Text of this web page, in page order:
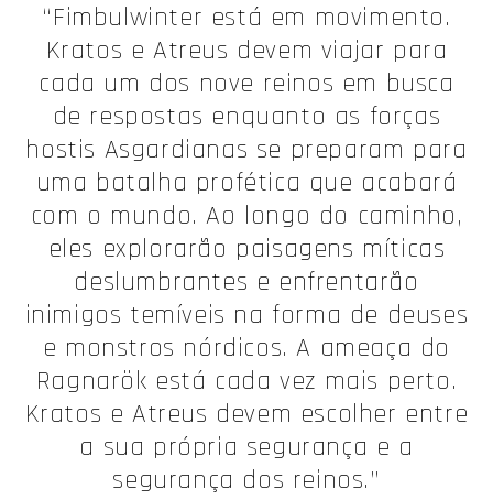
“Fimbulwinter está em movimento.
Kratos e Atreus devem viajar para
cada um dos nove reinos em busca
de respostas enquanto as forças
hostis Asgardianas se preparam para
uma batalha profética que acabará
com o mundo. Ao longo do caminho,
eles explorarão paisagens míticas
deslumbrantes e enfrentarão
inimigos temíveis na forma de deuses
e monstros nórdicos. A ameaça do
Ragnarök está cada vez mais perto.
Kratos e Atreus devem escolher entre
a sua própria segurança e a
segurança dos reinos.”